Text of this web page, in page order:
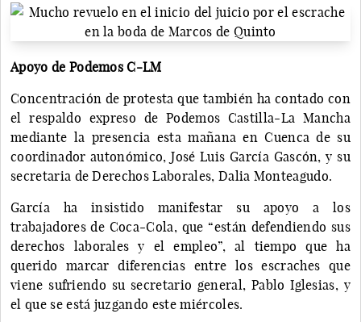
Apoyo de Podemos C-LM
Concentración de protesta que también ha contado con
el respaldo expreso de Podemos Castilla-La Mancha
mediante la presencia esta mañana en Cuenca de su
coordinador autonómico, José Luis García Gascón, y su
secretaria de Derechos Laborales, Dalia Monteagudo.
García ha insistido manifestar su apoyo a los
trabajadores de Coca-Cola, que “están defendiendo sus
derechos laborales y el empleo”, al tiempo que ha
querido marcar diferencias entre los escraches que
viene sufriendo su secretario general, Pablo Iglesias, y
el que se está juzgando este miércoles.